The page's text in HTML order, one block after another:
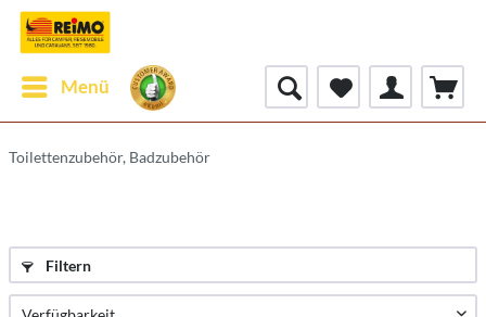
Menü
Toilettenzubehör, Badzubehör
Filtern